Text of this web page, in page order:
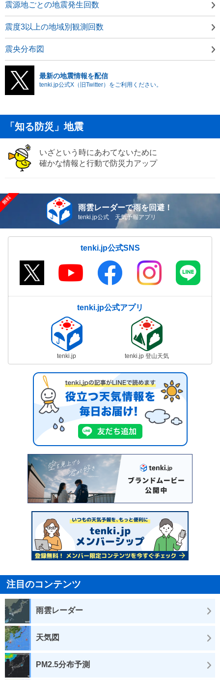
震源地ごとの地震発生回数
震度3以上の地域別観測回数
震央分布図
最新の地震情報を配信
tenki.jp公式X（旧Twitter）をご利用ください。
「知る防災」地震
いざという時にあわてないために
確かな情報と行動で防災力アップ
雨雲レーダーで雨を回避！
tenki.jp公式 天気予報アプリ
tenki.jp公式SNS
tenki.jp公式アプリ
tenki.jp tenki.jp 登山天気
注目のコンテンツ
雨雲レーダー
天気図
PM2.5分布予測